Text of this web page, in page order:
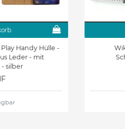
Handy Hülle -
Leder - mit
silber